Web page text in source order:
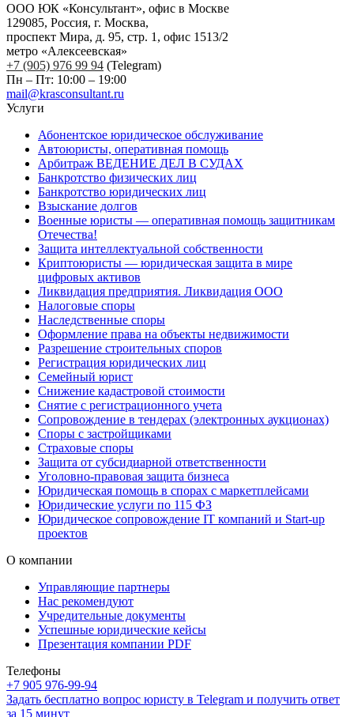
ООО ЮК «Консультант», офис в Москве
129085, Россия, г. Москва,
проспект Мира, д. 95, стр. 1, офис 1513/2
метро «Алексеевская»
+7 (905) 976 99 94 (Telegram)
Пн – Пт: 10:00 – 19:00
mail@krasconsultant.ru
Услуги
Абонентское юридическое обслуживание
Автоюристы, оперативная помощь
Арбитраж ВЕДЕНИЕ ДЕЛ В СУДАХ
Банкротство физических лиц
Банкротство юридических лиц
Взыскание долгов
Военные юристы — оперативная помощь защитникам
Отечества!
Защита интеллектуальной собственности
Криптоюристы — юридическая защита в мире
цифровых активов
Ликвидация предприятия. Ликвидация ООО
Налоговые споры
Наследственные споры
Оформление права на объекты недвижимости
Разрешение строительных споров
Регистрация юридических лиц
Семейный юрист
Снижение кадастровой стоимости
Снятие с регистрационного учета
Сопровождение в тендерах (электронных аукционах)
Споры с застройщиками
Страховые споры
Защита от субсидиарной ответственности
Уголовно-правовая защита бизнеса
Юридическая помощь в спорах с маркетплейсами
Юридические услуги по 115 ФЗ
Юридическое сопровождение IT компаний и Start-up
проектов
О компании
Управляющие партнеры
Нас рекомендуют
Учредительные документы
Успешные юридические кейсы
Презентация компании PDF
Телефоны
+7 905 976-99-94
Задать бесплатно вопрос юристу в Telegram и получить ответ
за 15 минут